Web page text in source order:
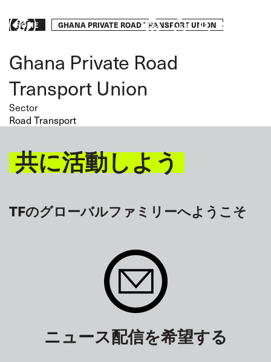
main
Take
Breadcrumb
HOME GHANA PRIVATE ROAD TRANSPORT UNION
Ghana Private Road
Transport Union
Sector
Road Transport
共に活動しよう
TFのグローバルファミリーへようこそ
ニュース配信を希望する